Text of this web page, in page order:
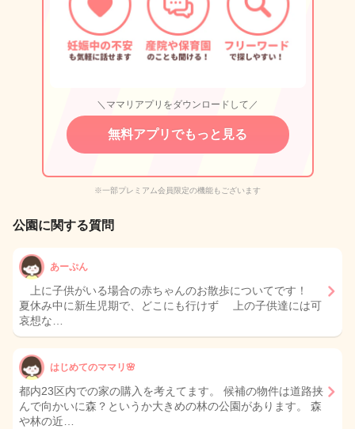
＼ママリアプリをダウンロードして／
無料アプリでもっと見る
※一部プレミアム会員限定の機能もございます
公園に関する質問
あーぷん
上に子供がいる場合の赤ちゃんのお散歩についてです！
夏休み中に新生児期で、どこにも行けず 上の子供達には可
哀想な…
はじめてのママリ🌸
都内23区内での家の購入を考えてます。 候補の物件は道路挟
んで向かいに森？というか大きめの林の公園があります。 森
や林の近…